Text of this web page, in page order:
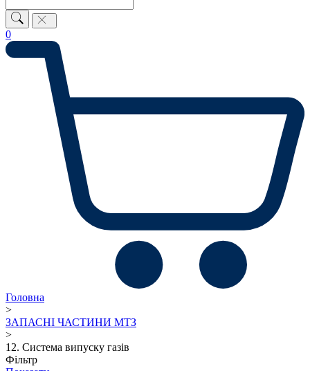
0
Головна
>
ЗАПАСНІ ЧАСТИНИ МТЗ
>
12. Система випуску газів
Фільтр